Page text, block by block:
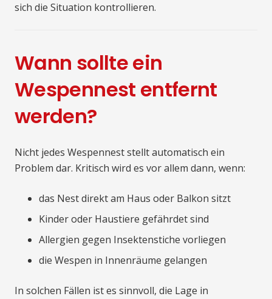
sich die Situation kontrollieren.
Wann sollte ein
Wespennest entfernt
werden?
Nicht jedes Wespennest stellt automatisch ein
Problem dar. Kritisch wird es vor allem dann, wenn:
das Nest direkt am Haus oder Balkon sitzt
Kinder oder Haustiere gefährdet sind
Allergien gegen Insektenstiche vorliegen
die Wespen in Innenräume gelangen
In solchen Fällen ist es sinnvoll, die Lage in